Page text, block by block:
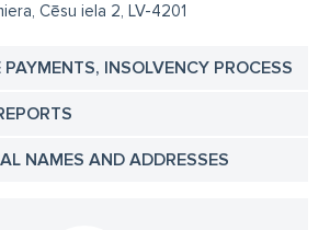
Cēsu iela 2, LV-4201
PAYMENTS, INSOLVENCY PROCESS
NAMES AND ADDRESSES